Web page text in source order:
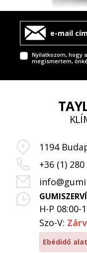
Nyilatkozom, hogy
megismertem,
1194
+36 (1)
H-P 08:00-
Szo-V:
Ebédidő